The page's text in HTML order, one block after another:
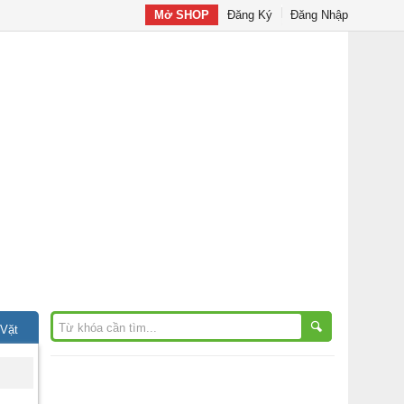
Mở SHOP Đăng Ký Đăng Nhập